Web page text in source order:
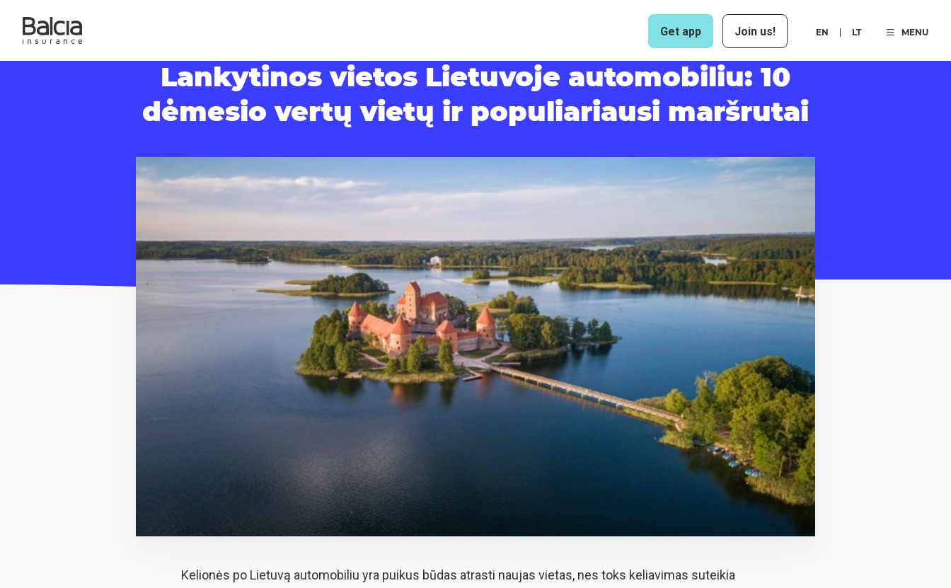
Get app Join us! EN LT MENU
Lankytinos vietos Lietuvoje automobiliu: 10
dėmesio vertų vietų ir populiariausi maršrutai
Kelionės po Lietuvą automobiliu yra puikus būdas atrasti naujas vietas, nes toks keliavimas suteikia